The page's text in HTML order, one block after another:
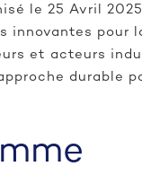
le 25 Avril
innovantes pour
et acteurs
durable